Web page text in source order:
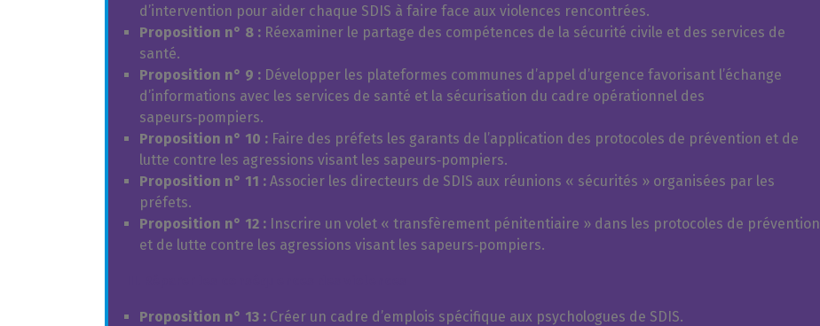
d’intervention pour aider chaque SDIS à faire face aux violences rencontrées.
Proposition n° 8 : Réexaminer le partage des compétences de la sécurité civile et des services de
santé.
Proposition n° 9 : Développer les plateformes communes d’appel d’urgence favorisant l’échange
d’informations avec les services de santé et la sécurisation du cadre opérationnel des
sapeurs‑pompiers.
Proposition n° 10 : Faire des préfets les garants de l’application des protocoles de prévention et de
lutte contre les agressions visant les sapeurs‑pompiers.
Proposition n° 11 : Associer les directeurs de SDIS aux réunions « sécurités » organisées par les
préfets.
Proposition n° 12 : Inscrire un volet « transfèrement pénitentiaire » dans les protocoles de prévention
et de lutte contre les agressions visant les sapeurs‑pompiers.
Proposition n° 13 : Créer un cadre d’emplois spécifique aux psychologues de SDIS.